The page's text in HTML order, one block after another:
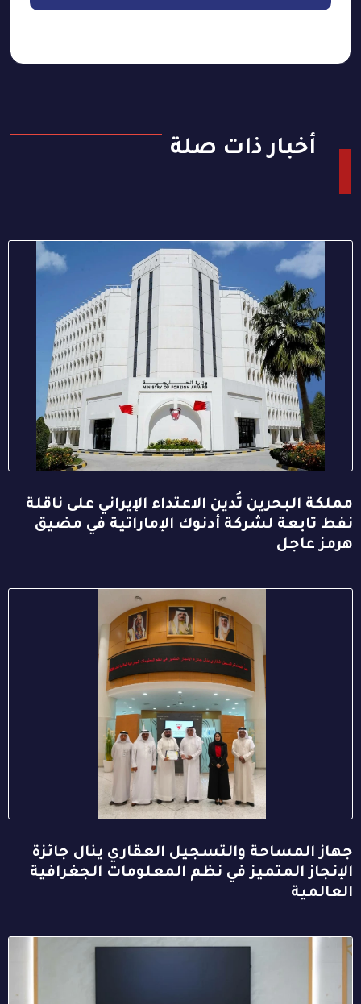
أخبار ذات صلة
مملكة البحرين تُدين الاعتداء الإيراني على ناقلة
نفط تابعة لشركة أدنوك الإماراتية في مضيق
هرمز عاجل
جهاز المساحة والتسجيل العقاري ينال جائزة
الإنجاز المتميز في نظم المعلومات الجغرافية
العالمية